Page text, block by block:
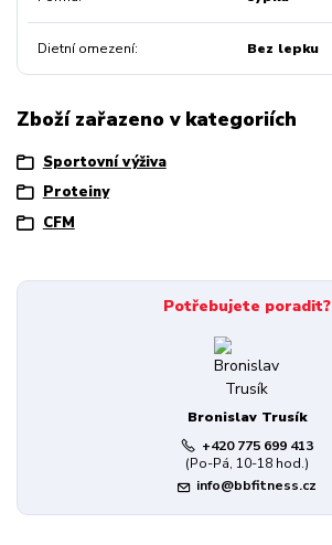
Dietní omezení Bez lepku
Zboží zařazeno v kategoriích
Sportovní výživa
Proteiny
CFM
Potřebujete poradit?
Bronislav Trusík
+420 775 699 413
(Po-Pá, 10-18 hod.)
info@bbfitness.cz